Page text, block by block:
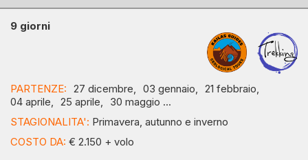
9 giorni
PARTENZE: 27 dicembre, 03 gennaio, 21 febbraio,
04 aprile, 25 aprile,
30 maggio ...
STAGIONALITA': Primavera, autunno e inverno
COSTO DA: € 2.150 + volo